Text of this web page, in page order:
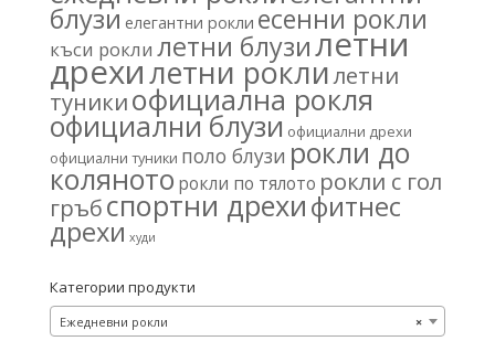
блузи елегантни рокли есенни рокли
къси рокли летни блузилетни
дрехилетни роклилетни
туникиофициална рокля
официални блузи официални дрехи
официални туники поло блузи рокли до
коляното рокли по тялото рокли с гол
гръбспортни дрехифитнес
дрехи худи
Категории продукти
×
Ежедневни рокли